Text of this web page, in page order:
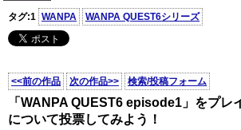
タグ:1 WANPA WANPA QUEST6シリーズ
<<前の作品 次の作品>> 検索/投稿フォーム
「WANPA QUEST6 episode1」をプレ
について投票してみよう！